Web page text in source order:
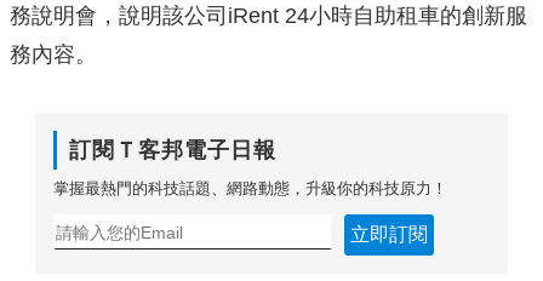
務說明會，說明該公司iRent 24小時自助租車的創新服
務內容。
訂閱Ｔ客邦電子日報
掌握最熱門的科技話題、網路動態，升級你的科技原力！
立即訂閱